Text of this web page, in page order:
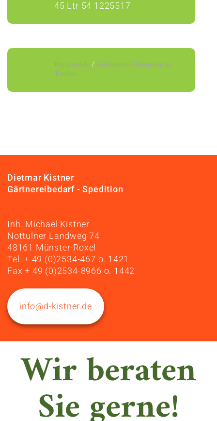
45 Ltr 54 1225517
Blumenerde/Goldhumus-Blumenerde-
Torffrei
Dietmar Kistner
Gärtnereibedarf - Spedition
Inh. Michael Kistner
Nottulner Landweg 74
48161 Münster-Roxel
Tel. + 49 (0)2534-467 o. 1421
Fax + 49 (0)2534-8966 o. 1442
info@d-kistner.de
Wir beraten
Sie gerne!